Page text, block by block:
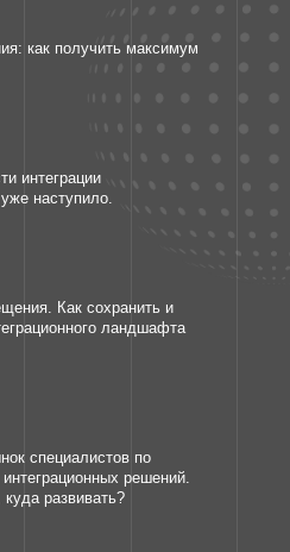
как получить максимум
интеграции
наступило.
Как сохранить и
ландшафта
специалистов по
решений.
куда развивать?